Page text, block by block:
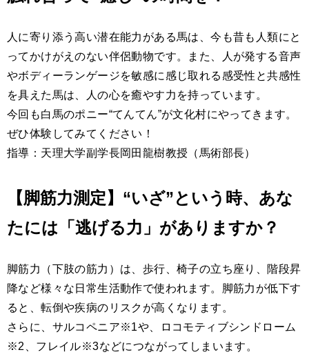
人に寄り添う高い潜在能力がある馬は、今も昔も人類にと
ってかけがえのない伴侶動物です。また、人が発する音声
やボディーランゲージを敏感に感じ取れる感受性と共感性
を具えた馬は、人の心を癒やす力を持っています。
今回も白馬のポニー“てんてん”が文化村にやってきます。
ぜひ体験してみてください！
指導：天理大学副学長岡田龍樹教授（馬術部長）
【脚筋力測定】“いざ”という時、あな
たには「逃げる力」がありますか？
脚筋力（下肢の筋力）は、歩行、椅子の立ち座り、階段昇
降など様々な日常生活動作で使われます。脚筋力が低下す
ると、転倒や疾病のリスクが高くなります。
さらに、サルコペニア※1や、ロコモティブシンドローム
※2、フレイル※3などにつながってしまいます。